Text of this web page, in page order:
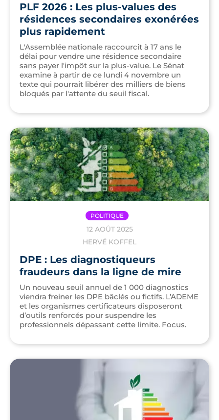
PLF 2026 : Les plus-values des
résidences secondaires exonérées
plus rapidement
L'Assemblée nationale raccourcit à 17 ans le
délai pour vendre une résidence secondaire
sans payer l'impôt sur la plus-value. Le Sénat
examine à partir de ce lundi 4 novembre un
texte qui pourrait libérer des milliers de biens
bloqués par l'attente du seuil fiscal.
POLITIQUE
12 AOÛT 2025
HERVÉ KOFFEL
DPE : Les diagnostiqueurs
fraudeurs dans la ligne de mire
Un nouveau seuil annuel de 1 000 diagnostics
viendra freiner les DPE bâclés ou fictifs. L’ADEME
et les organismes certificateurs disposeront
d’outils renforcés pour suspendre les
professionnels dépassant cette limite. Focus.